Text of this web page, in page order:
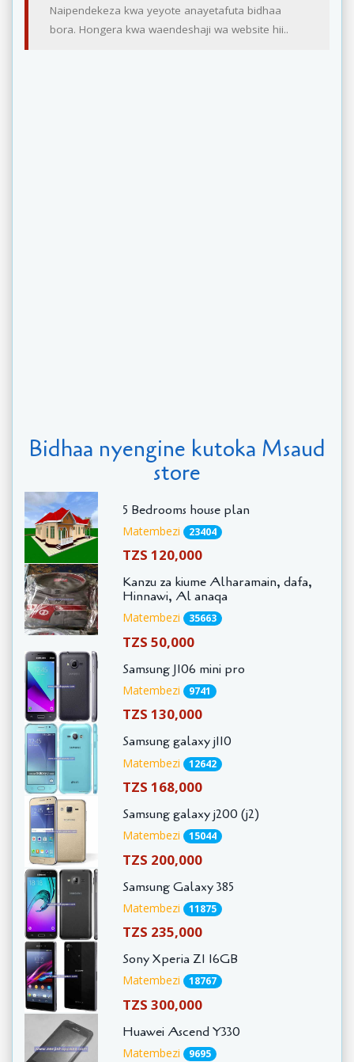
Naipendekeza kwa yeyote anayetafuta bidhaa
bora. Hongera kwa waendeshaji wa website hii..
Bidhaa nyengine kutoka Msaud
store
5 Bedrooms house plan
Matembezi 23404
TZS 120,000
Kanzu za kiume Alharamain, dafa,
Hinnawi, Al anaqa
Matembezi 35663
TZS 50,000
Samsung J106 mini pro
Matembezi 9741
TZS 130,000
Samsung galaxy j110
Matembezi 12642
TZS 168,000
Samsung galaxy j200 (j2)
Matembezi 15044
TZS 200,000
Samsung Galaxy 385
Matembezi 11875
TZS 235,000
Sony Xperia Z1 16GB
Matembezi 18767
TZS 300,000
Huawei Ascend Y330
Matembezi 9695